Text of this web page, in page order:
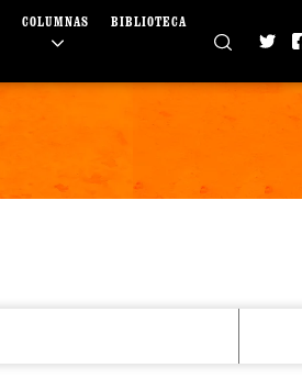
COLUMNAS BIBLIOTECA